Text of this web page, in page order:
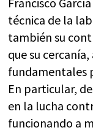
técnica de la
también su
que su
fundamentales
En particular,
en la lucha
funcionando a